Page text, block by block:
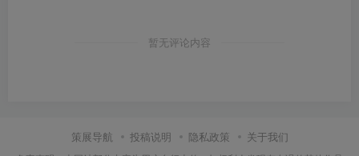
暂无评论内容
策展导航 投稿说明 隐私政策 关于我们